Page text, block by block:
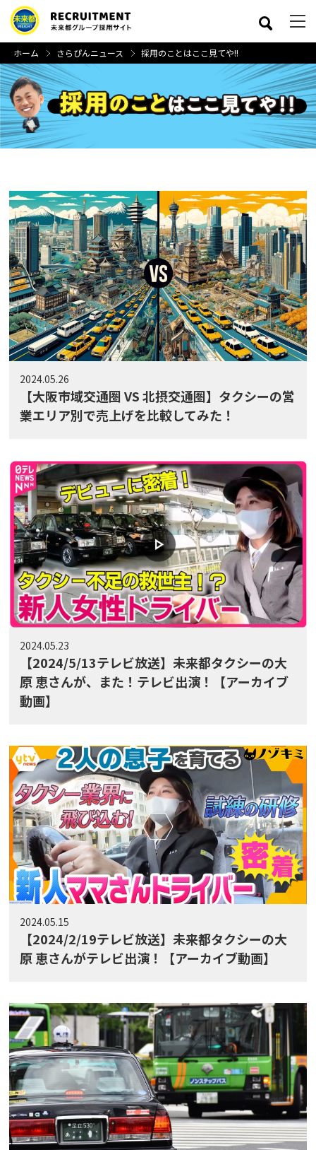
ホーム さらぴんニュース 採用のことはここ見てや!!
2024.05.26
【大阪市域交通圏 VS 北摂交通圏】タクシーの営
業エリア別で売上げを比較してみた！
2024.05.23
【2024/5/13テレビ放送】未来都タクシーの大
原 恵さんが、また！テレビ出演！【アーカイブ
動画】
2024.05.15
【2024/2/19テレビ放送】未来都タクシーの大
原 恵さんがテレビ出演！【アーカイブ動画】